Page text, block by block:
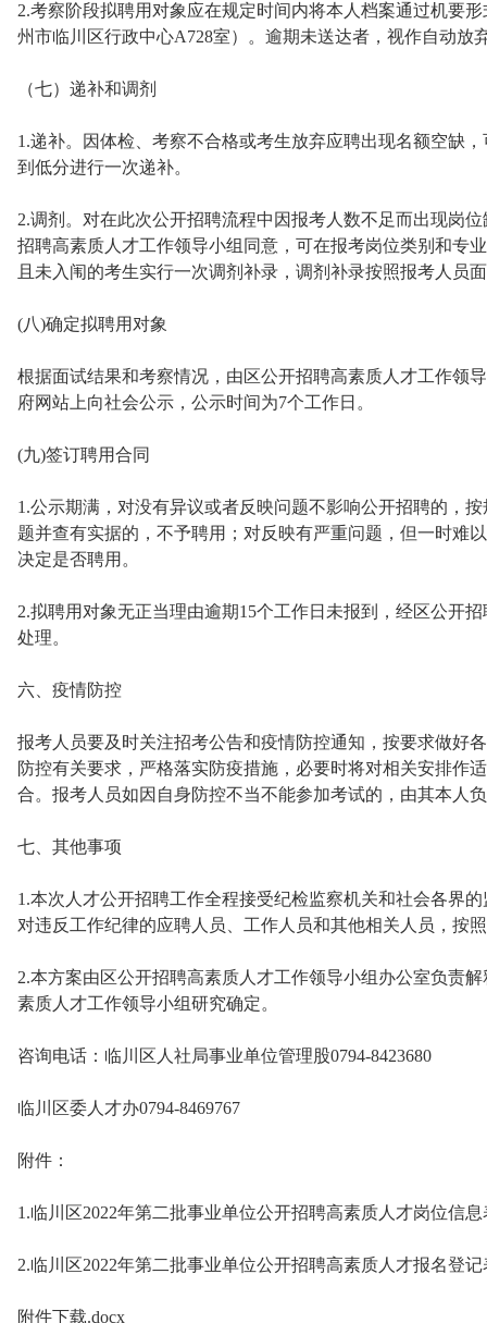
2.考察阶段拟聘用对象应在规定时间内将本人档案通过机要
州市临川区行政中心A728室）。逾期未送达者，视作自动放
（七）递补和调剂
1.递补。因体检、考察不合格或考生放弃应聘出现名额空缺
到低分进行一次递补。
2.调剂。对在此次公开招聘流程中因报考人数不足而出现岗
招聘高素质人才工作领导小组同意，可在报考岗位类别和专
且未入闱的考生实行一次调剂补录，调剂补录按照报考人员
(八)确定拟聘用对象
根据面试结果和考察情况，由区公开招聘高素质人才工作领
府网站上向社会公示，公示时间为7个工作日。
(九)签订聘用合同
1.公示期满，对没有异议或者反映问题不影响公开招聘的，
题并查有实据的，不予聘用；对反映有严重问题，但一时难
决定是否聘用。
2.拟聘用对象无正当理由逾期15个工作日未报到，经区公开
处理。
六、疫情防控
报考人员要及时关注招考公告和疫情防控通知，按要求做好
防控有关要求，严格落实防疫措施，必要时将对相关安排作
合。报考人员如因自身防控不当不能参加考试的，由其本人
七、其他事项
1.本次人才公开招聘工作全程接受纪检监察机关和社会各界
对违反工作纪律的应聘人员、工作人员和其他相关人员，按
2.本方案由区公开招聘高素质人才工作领导小组办公室负责
素质人才工作领导小组研究确定。
咨询电话：临川区人社局事业单位管理股0794-8423680
临川区委人才办0794-8469767
附件：
1.临川区2022年第二批事业单位公开招聘高素质人才岗位信息
2.临川区2022年第二批事业单位公开招聘高素质人才报名登记
附件下载.docx